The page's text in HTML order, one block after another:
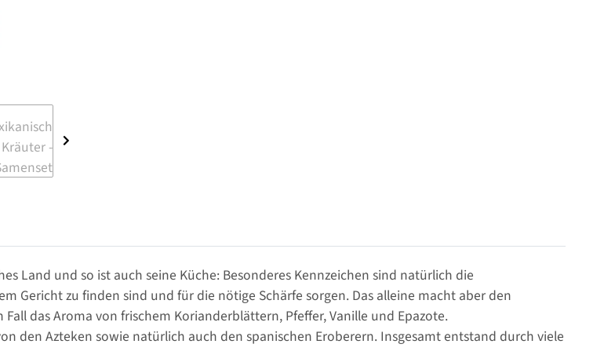
Land und so ist auch seine Küche: Besonderes Kennzeichen sind natürlich die
Gericht zu finden sind und für die nötige Schärfe sorgen. Das alleine macht aber den
das Aroma von frischem Korianderblättern, Pfeffer, Vanille und Epazote.
den Azteken sowie natürlich auch den spanischen Eroberern. Insgesamt entstand durch viele